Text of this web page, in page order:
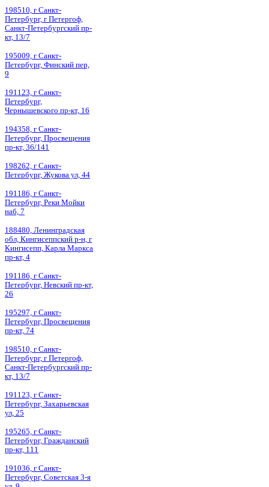
198510, г Санкт-
Петербург, г Петергоф,
Санкт-Петербургский пр-
кт, 13/7
195009, г Санкт-
Петербург, Финский пер,
9
191123, г Санкт-
Петербург,
Чернышевского пр-кт, 16
194358, г Санкт-
Петербург, Просвещения
пр-кт, 36/141
198262, г Санкт-
Петербург, Жукова ул, 44
191186, г Санкт-
Петербург, Реки Мойки
наб, 7
188480, Ленинградская
обл, Кингисеппский р-н, г
Кингисепп, Карла Маркса
пр-кт, 4
191186, г Санкт-
Петербург, Невский пр-кт,
26
195297, г Санкт-
Петербург, Просвещения
пр-кт, 74
198510, г Санкт-
Петербург, г Петергоф,
Санкт-Петербургский пр-
кт, 13/7
191123, г Санкт-
Петербург, Захарьевская
ул, 25
195265, г Санкт-
Петербург, Гражданский
пр-кт, 111
191036, г Санкт-
Петербург, Советская 3-я